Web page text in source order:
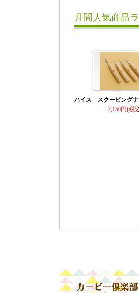
月間人気商品
ハイス スクーピングナ
7,150